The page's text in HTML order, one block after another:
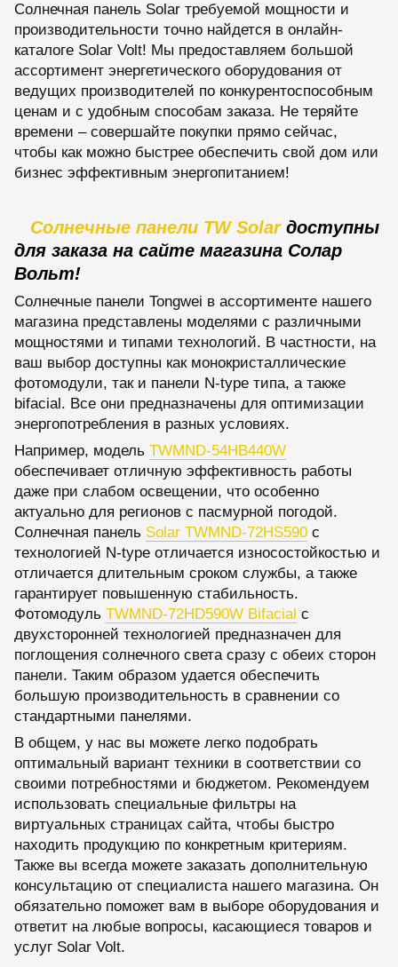
Солнечная панель Solar требуемой мощности и
производительности точно найдется в онлайн-
каталоге Solar Volt! Мы предоставляем большой
ассортимент энергетического оборудования от
ведущих производителей по конкурентоспособным
ценам и с удобным способам заказа. Не теряйте
времени – совершайте покупки прямо сейчас,
чтобы как можно быстрее обеспечить свой дом или
бизнес эффективным энергопитанием!
Солнечные панели TW Solarдоступны
для заказа на сайте магазина Солар
Вольт!
Солнечные панели Tongwei в ассортименте нашего
магазина представлены моделями с различными
мощностями и типами технологий. В частности, на
ваш выбор доступны как монокристаллические
фотомодули, так и панели N-type типа, а также
bifacial. Все они предназначены для оптимизации
энергопотребления в разных условиях.
Например, модель TWMND-54HB440W
обеспечивает отличную эффективность работы
даже при слабом освещении, что особенно
актуально для регионов с пасмурной погодой.
Солнечная панель Solar TWMND-72HS590 с
технологией N-type отличается износостойкостью и
отличается длительным сроком службы, а также
гарантирует повышенную стабильность.
Фотомодуль TWMND-72HD590W Bifacial с
двухсторонней технологией предназначен для
поглощения солнечного света сразу с обеих сторон
панели. Таким образом удается обеспечить
большую производительность в сравнении со
стандартными панелями.
В общем, у нас вы можете легко подобрать
оптимальный вариант техники в соответствии со
своими потребностями и бюджетом. Рекомендуем
использовать специальные фильтры на
виртуальных страницах сайта, чтобы быстро
находить продукцию по конкретным критериям.
Также вы всегда можете заказать дополнительную
консультацию от специалиста нашего магазина. Он
обязательно поможет вам в выборе оборудования и
ответит на любые вопросы, касающиеся товаров и
услуг Solar Volt.